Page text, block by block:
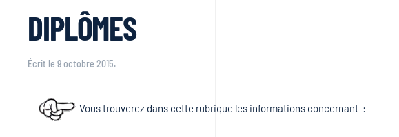
DIPLÔMES
Écrit le 9 octobre 2015.
Vous trouverez dans cette rubrique les informations concernant :